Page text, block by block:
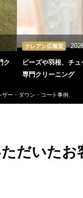
ク
クレアン広報室
ビーズや羽根、チ
専門クリーニング
ー・ダウン・コート事例
だいたお